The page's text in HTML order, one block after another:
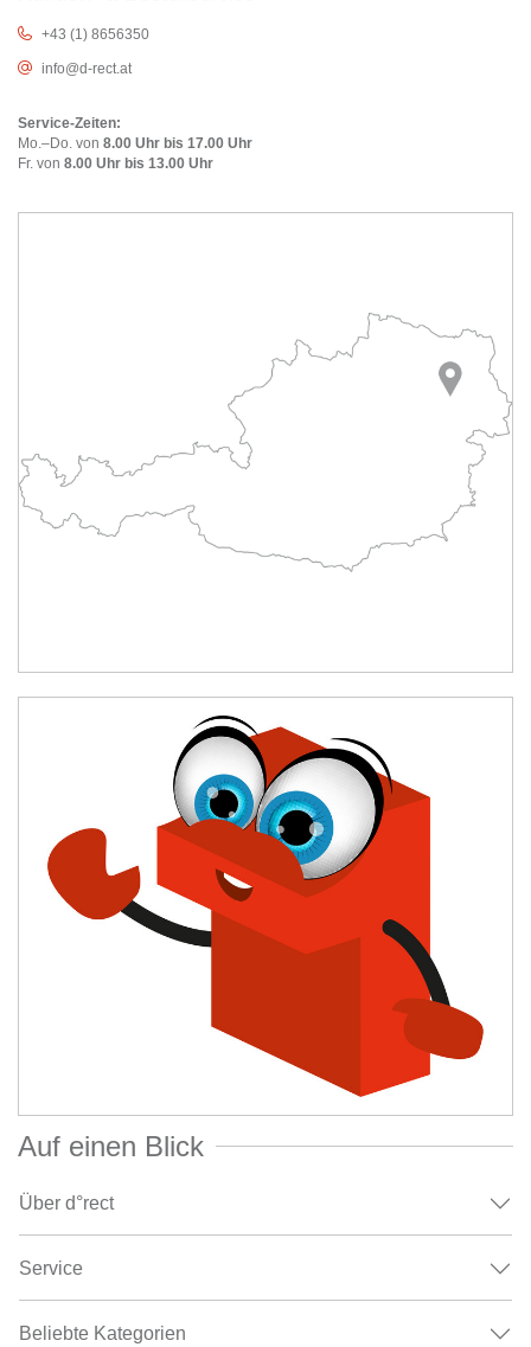
+43 (1) 8656350
info@d-rect.at
Service-Zeiten:
Mo.–Do. von 8.00 Uhr bis 17.00 Uhr
Fr. von 8.00 Uhr bis 13.00 Uhr
Auf einen Blick
Über d°rect
Service
Beliebte Kategorien